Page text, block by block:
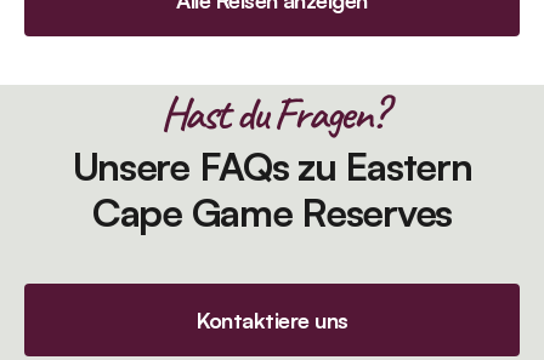
Hast du Fragen?
Unsere FAQs zu Eastern
Cape Game Reserves
Kontaktiere uns